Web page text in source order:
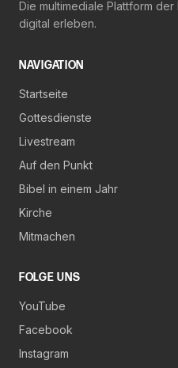
Die multimediale Plattform
digital erleben.
NAVIGATION
Startseite
Gottesdienste
Livestream
Auf den Punkt
Bibel in einem Jahr
Kirche
Mitmachen
FOLGE UNS
YouTube
Facebook
Instagram